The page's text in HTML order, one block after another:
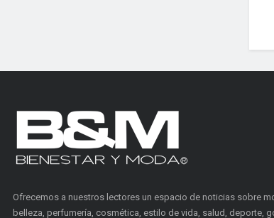
Ofrecemos a nuestros lectores un espacio de noticias sobre
belleza, perfumería, cosmética, estilo de vida, salud, deporte,